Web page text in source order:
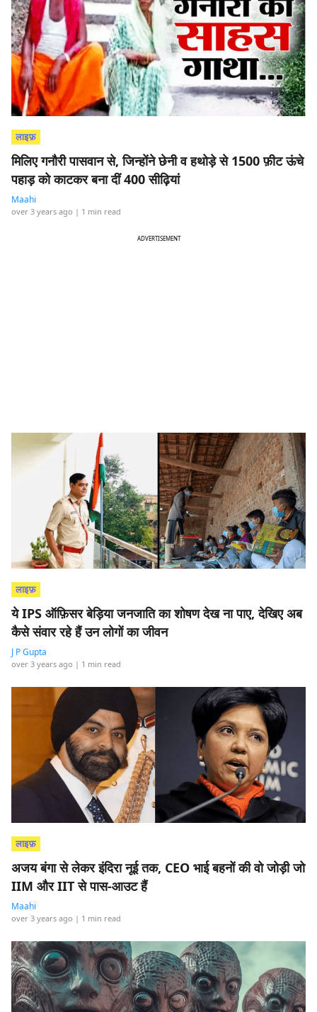
लाइफ़
मिलिए गनौरी पासवान से, जिन्होंने छेनी व हथोड़े से 1500 फ़ीट ऊंचे
पहाड़ को काटकर बना दीं 400 सीढ़ियां
Maahi
over 3 years ago | 1 min read
ADVERTISEMENT
लाइफ़
ये IPS ऑफ़िसर बेड़िया जनजाति का शोषण देख ना पाए, देखिए अब
कैसे संवार रहे हैं उन लोगों का जीवन
J P Gupta
over 3 years ago | 1 min read
लाइफ़
अजय बंगा से लेकर इंदिरा नूई तक, CEO भाई बहनों की वो जोड़ी जो
IIM और IIT से पास-आउट हैं
Maahi
over 3 years ago | 1 min read